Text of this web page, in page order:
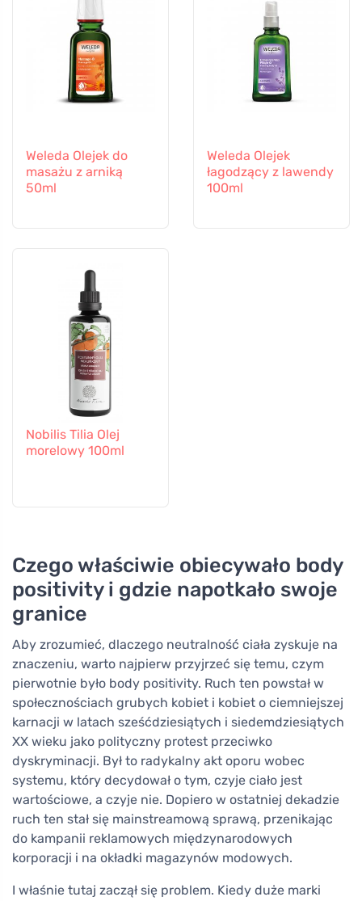
Weleda Olejek do
masażu z arniką
50ml
Weleda Olejek
łagodzący z lawendy
100ml
Nobilis Tilia Olej
morelowy 100ml
Czego właściwie obiecywało body
positivity i gdzie napotkało swoje
granice
Aby zrozumieć, dlaczego neutralność ciała zyskuje na
znaczeniu, warto najpierw przyjrzeć się temu, czym
pierwotnie było body positivity. Ruch ten powstał w
społecznościach grubych kobiet i kobiet o ciemniejszej
karnacji w latach sześćdziesiątych i siedemdziesiątych
XX wieku jako polityczny protest przeciwko
dyskryminacji. Był to radykalny akt oporu wobec
systemu, który decydował o tym, czyje ciało jest
wartościowe, a czyje nie. Dopiero w ostatniej dekadzie
ruch ten stał się mainstreamową sprawą, przenikając
do kampanii reklamowych międzynarodowych
korporacji i na okładki magazynów modowych.
I właśnie tutaj zaczął się problem. Kiedy duże marki